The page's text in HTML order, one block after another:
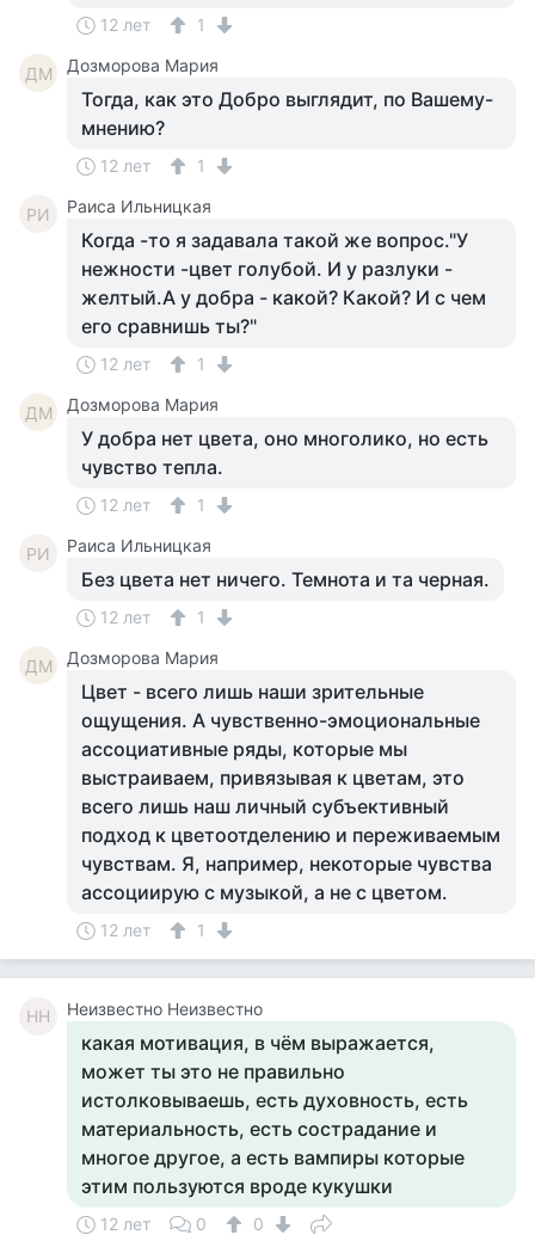
12 лет 1
ДМ Дозморова Мария
Тогда, как это Добро выглядит, по Вашему-
мнению?
12 лет 1
РИ Раиса Ильницкая
Когда -то я задавала такой же вопрос."У
нежности -цвет голубой. И у разлуки -
желтый.А у добра - какой? Какой? И с чем
его сравнишь ты?"
12 лет 1
ДМ Дозморова Мария
У добра нет цвета, оно многолико, но есть
чувство тепла.
12 лет 1
РИ Раиса Ильницкая
Без цвета нет ничего. Темнота и та черная.
12 лет 1
ДМ Дозморова Мария
Цвет - всего лишь наши зрительные
ощущения. А чувственно-эмоциональные
ассоциативные ряды, которые мы
выстраиваем, привязывая к цветам, это
всего лишь наш личный субъективный
подход к цветоотделению и переживаемым
чувствам. Я, например, некоторые чувства
ассоциирую с музыкой, а не с цветом.
12 лет 1
НН Неизвестно Неизвестно
какая мотивация, в чём выражается,
может ты это не правильно
истолковываешь, есть духовность, есть
материальность, есть сострадание и
многое другое, а есть вампиры которые
этим пользуются вроде кукушки
12 лет 0 0